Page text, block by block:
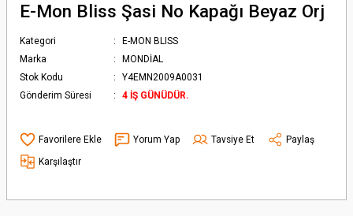
E-Mon Bliss Şasi No Kapağı Beyaz Orj
Kategori
E-MON BLISS
Marka
MONDİAL
Stok Kodu
Y4EMN2009A0031
Gönderim Süresi
4 İŞ GÜNÜDÜR.
Yorum Yap Tavsiye Et
Paylaş
Karşılaştır